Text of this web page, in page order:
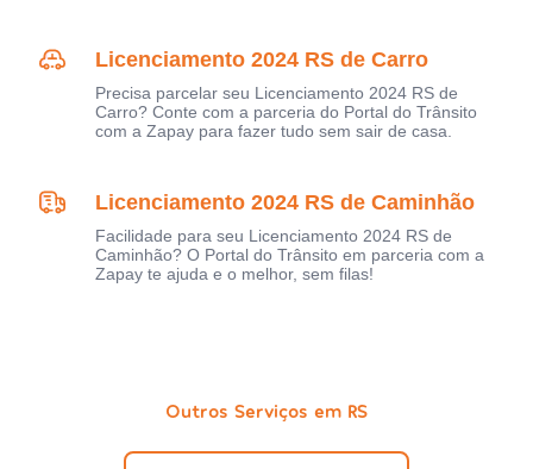
Licenciamento 2024 RS de Carro
Precisa parcelar seu Licenciamento 2024 RS de
Carro? Conte com a parceria do Portal do Trânsito
com a Zapay para fazer tudo sem sair de casa.
Licenciamento 2024 RS de Caminhão
Facilidade para seu Licenciamento 2024 RS de
Caminhão? O Portal do Trânsito em parceria com a
Zapay te ajuda e o melhor, sem filas!
Outros Serviços em RS